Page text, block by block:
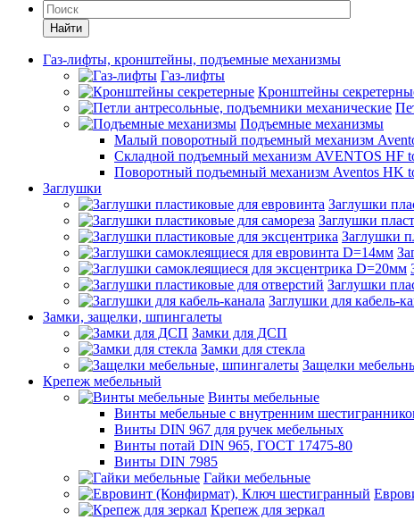
Найти
Газ-лифты, кронштейны, подъемные механизмы
Газ-лифты
Кронштейны
Подъемные механизмы
Малый поворотный подъемный механизм
Складной подъемный механизм AVENTOS HF
Поворотный подъемный механизм Aventos HK
Заглушки
Заглушки
Заглушки
Заглушки
Заглушки
Заглушки для кабель-
Замки, защелки, шпингалеты
Замки для ДСП
Замки для стекла
Защелки
Крепеж мебельный
Винты мебельные
Винты мебельные с внутренним
Винты DIN 967 для ручек мебельных
Винты потай DIN 965, ГОСТ 17475-80
Винты DIN 7985
Гайки мебельные
Крепеж для зеркал